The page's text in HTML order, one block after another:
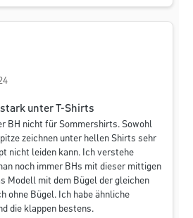
of 5 stars
unter T-Shirts
BH nicht für Sommershirts. Sowohl
zeichnen unter hellen Shirts sehr
nicht leiden kann. Ich verstehe
noch immer BHs mit dieser mittigen
Modell mit dem Bügel der gleichen
ohne Bügel. Ich habe ähnliche
die klappen bestens.